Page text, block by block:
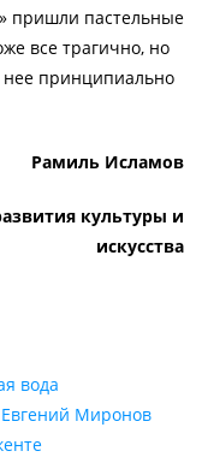
пришли пастельные
все трагично, но
принципиально
Рамиль Исламов
культуры и
искусства
вода
Миронов